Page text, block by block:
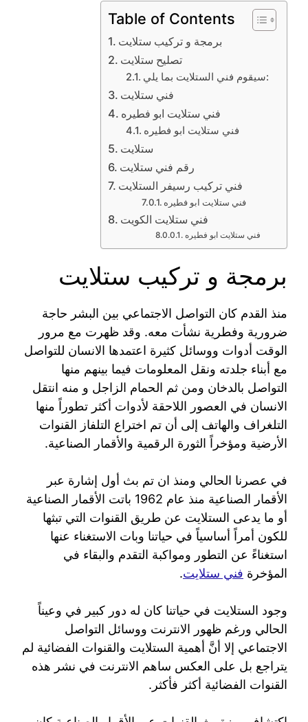
Table of Contents
برمجة و تركيب ستلايت
تصليح ستلايت
سيقوم فني الستلايت بما يلي:
فني ستلايت
فني ستلايت ابو فطيره
فني ستلايت ابو فطيره
ستلايت
رقم فني ستلايت
فني تركيب رسيفر الستلايت
فني ستلايت ابو فطيره
فني ستلايت الكويت
فني ستلايت ابو فطيره
برمجة و تركيب ستلايت
منذ القدم كان التواصل الاجتماعي بين البشر حاجة
ضرورية وفطرية نشأت معه. وقد ظهرت مع مرور
الوقت أدوات ووسائل كثيرة اعتمدها الانسان للتواصل
مع أبناء جلدته ونقل المعلومات فيما بينهم منها
التواصل بالدخان ومن ثم الحمام الزاجل و منه انتقل
الانسان في العصور اللاحقة لأدوات أكثر تطوراً منها
التلغراف والهاتف إلى أن تم اختراع التلفاز القنوات
الأرضية ومؤخراً الثورة الرقمية والأقمار الصناعية.
في عصرنا الحالي ومنذ ان تم بث أول إشارة عبر
الأقمار الصناعية منذ عام 1962 باتت الأقمار الصناعية
أو ما يدعى الستلايت عن طريق القنوات التي تبثها
للكون أمراً أساسياً في حياتنا وبات الاستغناء عنها
استغناءً عن التطور ومواكبة التقدم والبقاء في
المؤخرة فني ستلايت.
وجود الستلايت في حياتنا كان له دور كبير في وعيناً
الحالي ورغم ظهور الانترنت ووسائل التواصل
الاجتماعي إلا أنَّ أهمية الستلايت والقنوات الفضائية لم
يتراجع بل على العكس ساهم الانترنت في نشر هذه
القنوات الفضائية أكثر فأكثر.